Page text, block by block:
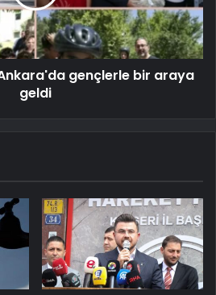
gençlerle bir araya
geldi